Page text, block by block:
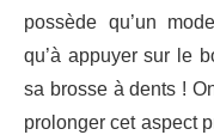
possède qu’un
qu’à appuyer sur le
sa brosse à dents !
prolonger cet aspect